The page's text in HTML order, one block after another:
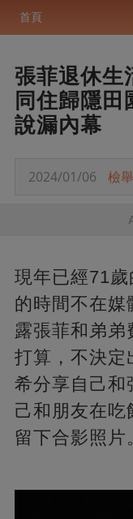
首頁
張菲退休生
同住歸隱
說漏內幕
2024/01/06 檢舉
現年已經71
的時間不在媒
露張菲和弟弟
打算，不決定
希分享自己和
己和朋友在吃
留下合影照片